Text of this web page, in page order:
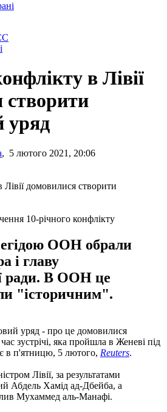
в Лівії
створити
уряд
, 5 лютого 2021, 20:06
10-річного конфлікту
егідою ООН обрали
і главу
ради. В ООН це
"історичним".
уряд - про це домовилися
зустрічі, яка пройшла в Женеві під
в п'ятницю, 5 лютого, Reuters.
Лівії, за результатами
Абдель Хамід ад-Дбейба, а
Мухаммед аль-Манафі.